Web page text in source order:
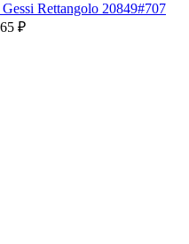
Rettangolo 20849#707
₽